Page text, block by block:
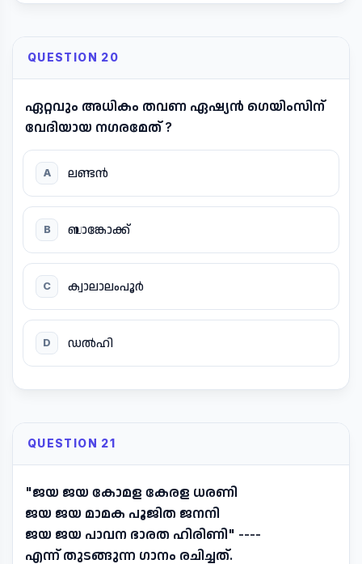
QUESTION 20
ഏറ്റവും അധികം തവണ ഏഷ്യൻ ഗെയിംസിന്
വേദിയായ നഗരമേത് ?
A ലണ്ടൻ
B ബാങ്കോക്ക്
C ക്വാലാലംപൂർ
D ഡൽഹി
QUESTION 21
"ജയ ജയ കോമള കേരള ധരണി
ജയ ജയ മാമക പൂജിത ജനനി
ജയ ജയ പാവന ഭാരത ഹിരിണി" ----
എന്ന് തുടങ്ങുന്ന ഗാനം രചിച്ചത്.